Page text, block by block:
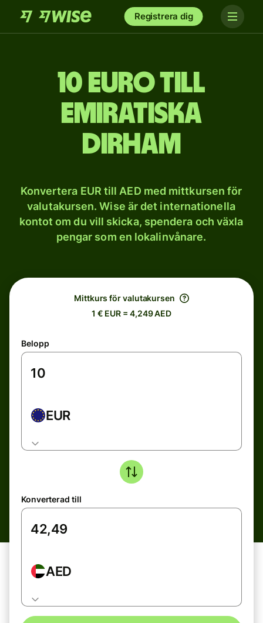
Registrera dig
10 euro till
emiratiska
dirham
Konvertera EUR till AED med mittkursen för
valutakursen. Wise är det internationella
kontot om du vill skicka, spendera och växla
pengar som en lokalinvånare.
Mittkurs för valutakursen
1 € EUR = 4,249 AED
Belopp
EUR
Konverterad till
AED